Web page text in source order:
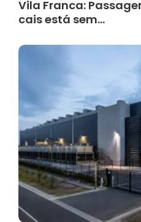
Vila Franca:
cais está sem…